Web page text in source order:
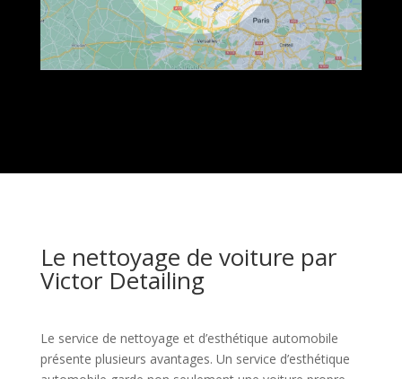
Le nettoyage de voiture par
Victor Detailing
Le service de nettoyage et d’esthétique automobile
présente plusieurs avantages. Un service d’esthétique